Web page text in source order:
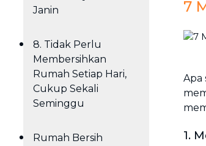
Janin
8. Tidak Perlu
Membersihkan
Rumah Setiap Hari,
Cukup Sekali
Seminggu
Rumah Bersih
7
Apa
1.